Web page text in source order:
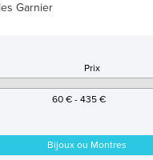
MONTRES
SWAROVSKI
Garnier
Prix
60 € - 435 €
Bijoux ou Montres